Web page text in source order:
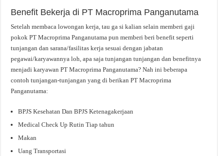
Benefit Bekerja di PT Macroprima Panganutama
Setelah membaca lowongan kerja, tau ga si kalian selain memberi gaji
pokok PT Macroprima Panganutama pun memberi beri benefit seperti
tunjangan dan sarana/fasilitas kerja sesuai dengan jabatan
pegawai/karyawannya loh, apa saja tunjangan tunjangan dan benefitnya
menjadi karyawan PT Macroprima Panganutama? Nah ini beberapa
contoh tunjangan-tunjangan yang di berikan PT Macroprima
Panganutama:
BPJS Kesehatan Dan BPJS Ketenagakerjaan
Medical Check Up Rutin Tiap tahun
Makan
Uang Transportasi